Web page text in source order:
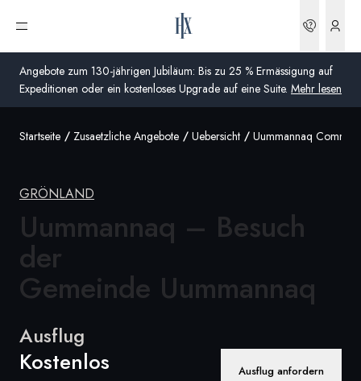
Angebote zum 130-jährigen Jubiläum: Bis zu 25 % Ermässigung auf
Expeditionen oder ein kostenloses Upgrade auf eine Suite. Mehr lesen
Menü öffnen
Schweiz
Vereinigtes Königreich (England, Schottland, Wales
und Nordirland)
Schweiz
Global
Startseite Zusaetzliche Angebote Uebersicht Uummannaq
GRÖNLAND
Uummannaq – Besuch
der
Gemeinde Uummannaq
Ausflug
Kostenlos Ausflug anfordern